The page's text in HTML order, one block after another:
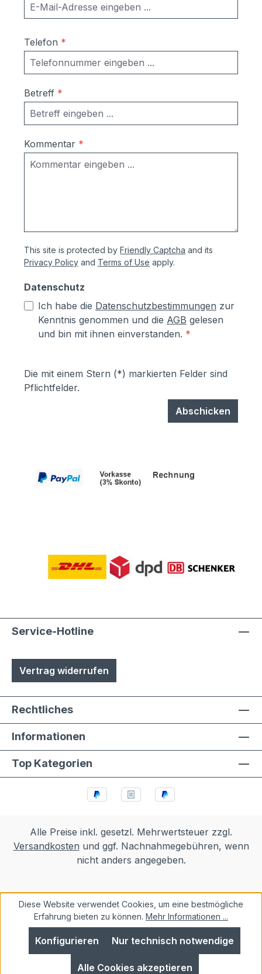
Telefon *
Betreff *
Kommentar *
This site is protected by Friendly Captcha and its
Privacy Policy and Terms of Use apply.
Datenschutz
Ich habe die Datenschutzbestimmungen zur
Kenntnis genommen und die AGB gelesen
und bin mit ihnen einverstanden. *
Die mit einem Stern (*) markierten Felder sind
Pflichtfelder.
Abschicken
Service-Hotline
Vertrag widerrufen
Rechtliches
Informationen
Top Kategorien
Alle Preise inkl. gesetzl. Mehrwertsteuer zzgl.
Versandkosten und ggf. Nachnahmegebühren, wenn
nicht anders angegeben.
Diese Website verwendet Cookies, um eine bestmögliche
Erfahrung bieten zu können. Mehr Informationen ...
Nur technisch notwendige
Konfigurieren
Alle Cookies akzeptieren